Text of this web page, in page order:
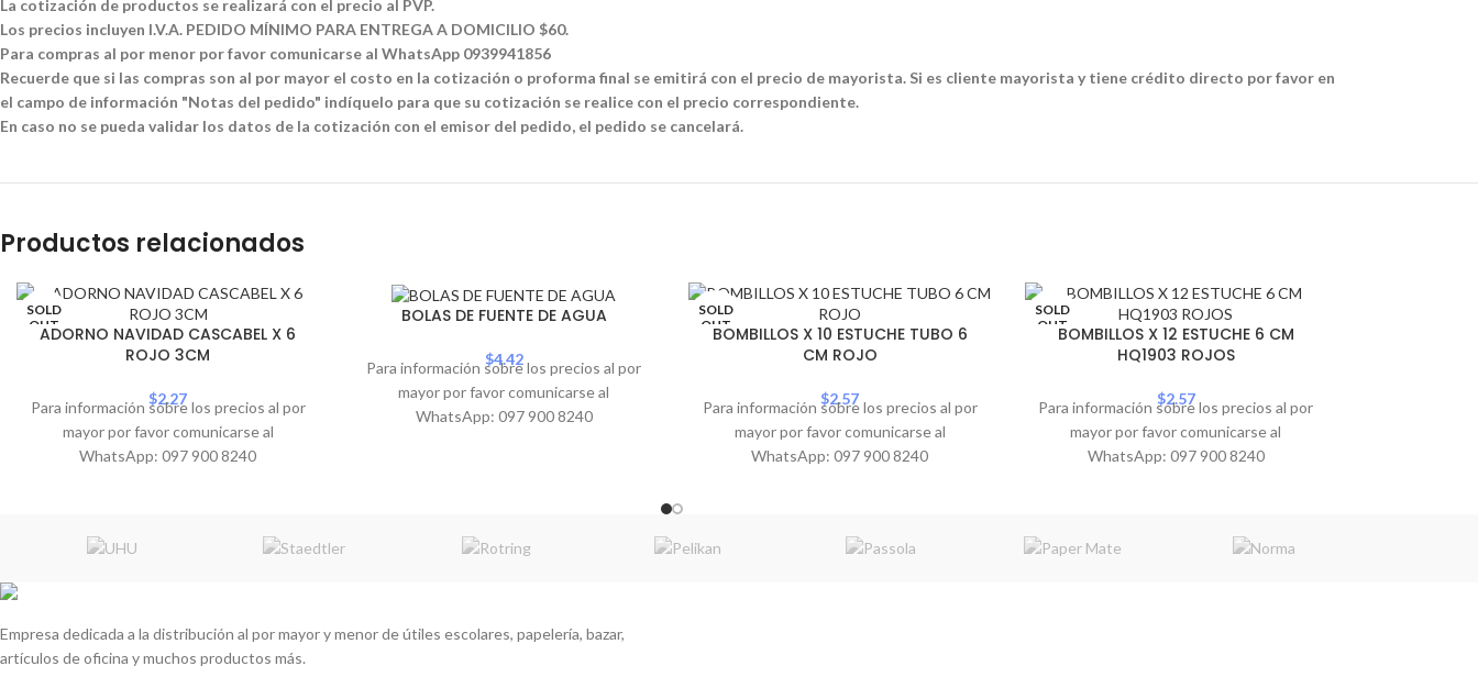
La cotización de productos se realizará con el precio al PVP.
Los precios incluyen I.V.A. PEDIDO MÍNIMO PARA ENTREGA A DOMICILIO $60.
Para compras al por menor por favor comunicarse al WhatsApp 0939941856
Recuerde que si las compras son al por mayor el costo en la cotización o proforma final se emitirá con el precio de mayorista. Si es cliente mayorista y tiene crédito directo por favor en
el campo de información "Notas del pedido" indíquelo para que su cotización se realice con el precio correspondiente.
En caso no se pueda validar los datos de la cotización con el emisor del pedido, el pedido se cancelará.
Productos relacionados
SOLD
OUT
ADORNO NAVIDAD CASCABEL X 6
ROJO 3CM
$2.27
Para información sobre los precios al por
mayor por favor comunicarse al
WhatsApp: 097 900 8240
BOLAS DE FUENTE DE AGUA
$4.42
Para información sobre los precios al por
mayor por favor comunicarse al
WhatsApp: 097 900 8240
SOLD
OUT
BOMBILLOS X 10 ESTUCHE TUBO 6
CM ROJO
$2.57
Para información sobre los precios al por
mayor por favor comunicarse al
WhatsApp: 097 900 8240
SOLD
OUTBOMBILLOS X 12 ESTUCHE 6 CM
HQ1903 ROJOS
$2.57
Para información sobre los precios al por
mayor por favor comunicarse al
WhatsApp: 097 900 8240
Empresa dedicada a la distribución al por mayor y menor de útiles escolares, papelería, bazar,
artículos de oficina y muchos productos más.